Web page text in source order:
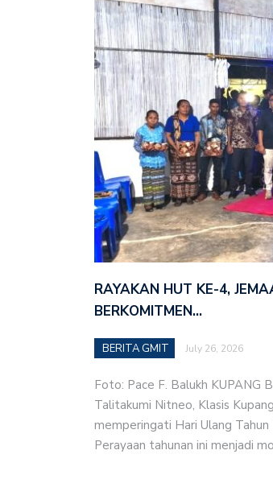
RAYAKAN HUT KE-4,
BERKOMITMEN…
BERITA GMIT July 26, 2026
Foto: Pace F. Balukh KUPANG
Talitakumi Nitneo, Klasis
memperingati Hari Ulang
Perayaan tahunan ini menjadi